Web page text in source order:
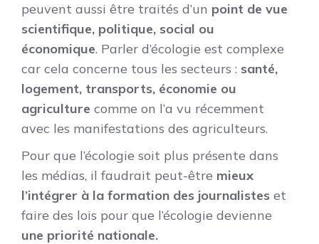
peuvent aussi être traités d’un point de vue
scientifique, politique, social ou
économique. Parler d’écologie est complexe
car cela concerne tous les secteurs : santé,
logement, transports, économie ou
agriculture comme on l’a vu récemment
avec les manifestations des agriculteurs.
Pour que l’écologie soit plus présente dans
les médias, il faudrait peut-être mieux
l’intégrer à la formation des journalistes et
faire des lois pour que l’écologie devienne
une priorité nationale.